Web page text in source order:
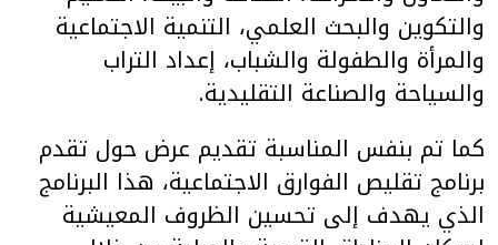
والتكوين والبحث العلمي، التنمية الاجتماعية
والمرأة والطفولة والشباب، إعداد التراب
والسياحة والصناعة التقليدية.
كما تم بنفس المناسبة تقديم عرض حول تقدم
برنامج تقليص الفوارق الاجتماعية، هذا البرنامج
الذي يهدف إلى تحسين الظروف المعيشية